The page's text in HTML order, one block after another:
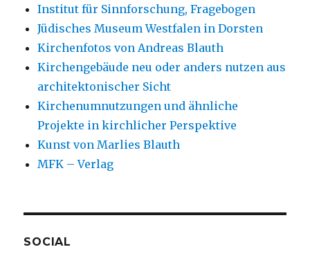
Institut für Sinnforschung, Fragebogen
Jüdisches Museum Westfalen in Dorsten
Kirchenfotos von Andreas Blauth
Kirchengebäude neu oder anders nutzen aus
architektonischer Sicht
Kirchenumnutzungen und ähnliche
Projekte in kirchlicher Perspektive
Kunst von Marlies Blauth
MFK – Verlag
SOCIAL